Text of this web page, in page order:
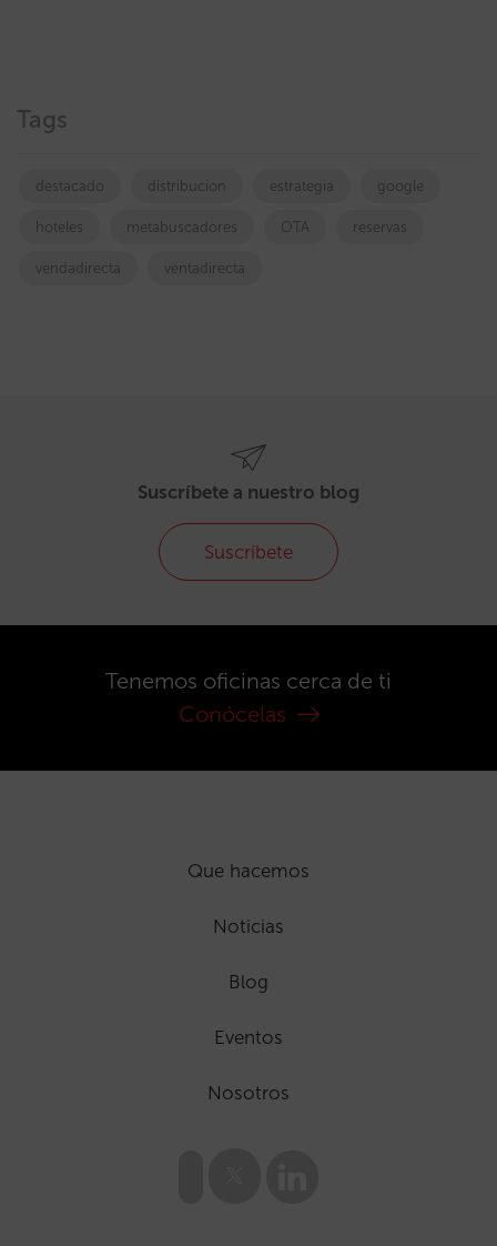
Tags
destacado distribucion estrategia google
hoteles metabuscadores OTA reservas
vendadirecta ventadirecta
Suscríbete a nuestro blog
Suscríbete
Tenemos oficinas cerca de ti
Conócelas
Que hacemos
Noticias
Blog
Eventos
Nosotros